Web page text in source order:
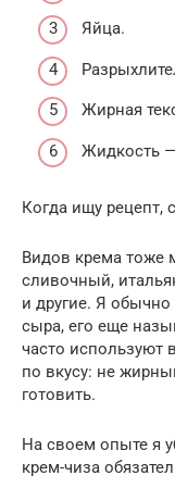
Яйца.
Жирная
Жидкость
Когда ищу рецепт,
Видов крема тоже
сливочный,
и другие. Я
сыра, его еще
часто используют
по вкусу: не
готовить.
На своем опыте я
крем-чиза